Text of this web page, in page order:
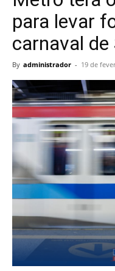
para levar
carnaval de
By administrador - 19 de